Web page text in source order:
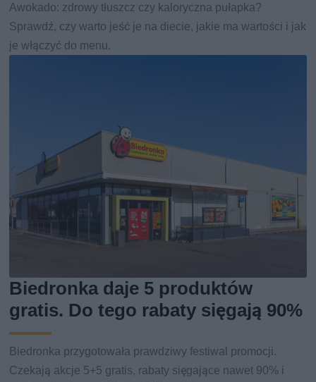
Awokado: zdrowy tłuszcz czy kaloryczna pułapka?
Sprawdź, czy warto jeść je na diecie, jakie ma wartości i jak
je włączyć do menu.
Biedronka daje 5 produktów
gratis. Do tego rabaty sięgają 90%
Biedronka przygotowała prawdziwy festiwal promocji.
Czekają akcje 5+5 gratis, rabaty sięgające nawet 90% i